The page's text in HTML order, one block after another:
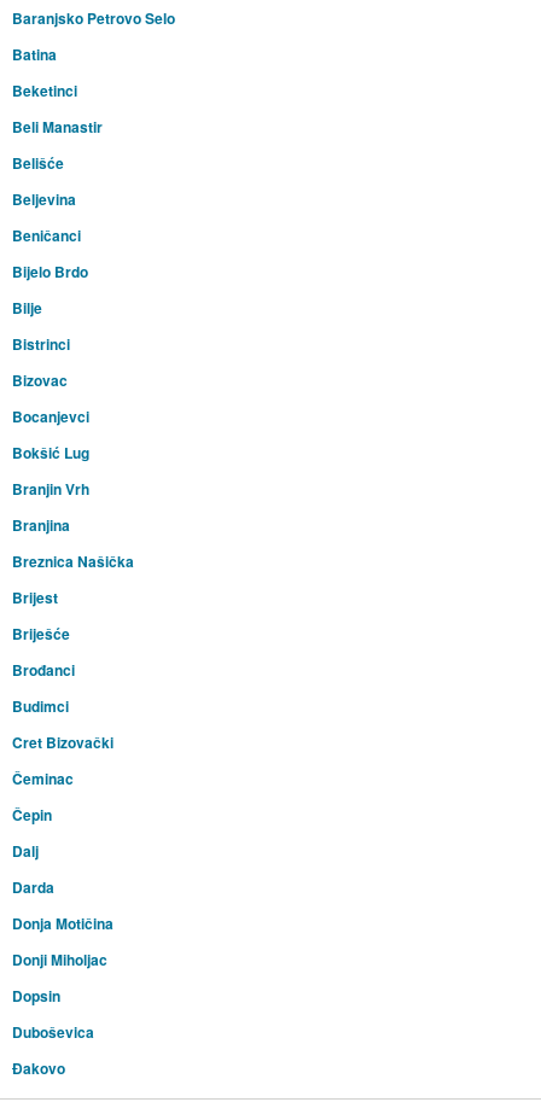
Baranjsko Petrovo Selo
Batina
Beketinci
Beli Manastir
Belišće
Beljevina
Beničanci
Bijelo Brdo
Bilje
Bistrinci
Bizovac
Bocanjevci
Bokšić Lug
Branjin Vrh
Branjina
Breznica Našička
Brijest
Briješće
Brođanci
Budimci
Cret Bizovački
Čeminac
Čepin
Dalj
Darda
Donja Motičina
Donji Miholjac
Dopsin
Duboševica
Đakovo